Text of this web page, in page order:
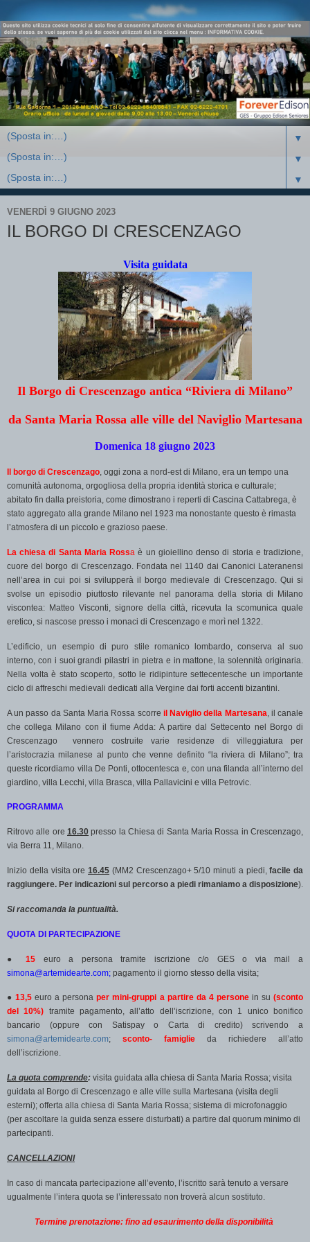
▼
▼
▼
VENERDÌ 9 GIUGNO 2023
IL BORGO DI CRESCENZAGO
Visita guidata
Il Borgo di Crescenzago antica “Riviera di Milano”
da Santa Maria Rossa alle ville del Naviglio Martesana
Domenica 18 giugno 2023
Il borgo di Crescenzago, oggi zona a nord-est di Milano, era un tempo una
comunità autonoma, orgogliosa della propria identità storica e culturale;
abitato fin dalla preistoria, come dimostrano i reperti di Cascina Cattabrega, è
stato aggregato alla grande Milano nel 1923 ma nonostante questo è rimasta
l’atmosfera di un piccolo e grazioso paese.
La chiesa di Santa Maria Rossaè un gioiellino denso di storia e tradizione,
cuore del borgo di Crescenzago. Fondata nel 1140 dai Canonici Lateranensi
nell’area in cui poi si svilupperà il borgo medievale di Crescenzago. Qui si
svolse un episodio piuttosto rilevante nel panorama della storia di Milano
viscontea: Matteo Visconti, signore della città, ricevuta la scomunica quale
eretico, si nascose presso i monaci di Crescenzago e morì nel 1322.
L’edificio, un esempio di puro stile romanico lombardo, conserva al suo
interno, con i suoi grandi pilastri in pietra e in mattone, la solennità originaria.
Nella volta è stato scoperto, sotto le ridipinture settecentesche un importante
ciclo di affreschi medievali dedicati alla Vergine dai forti accenti bizantini.
A un passo da Santa Maria Rossa scorre il Naviglio della Martesana , il canale
che collega Milano con il fiume Adda: A partire dal Settecento nel Borgo di
Crescenzago
vennero costruite varie residenze di villeggiatura per
l’aristocrazia milanese al punto che venne definito “la riviera di Milano”; tra
queste ricordiamo villa De Ponti, ottocentesca e, con una filanda all’interno del
giardino, villa Lecchi, villa Brasca, villa Pallavicini e villa Petrovic.
PROGRAMMA
Ritrovo alle ore16.30 presso la Chiesa di Santa Maria Rossa in Crescenzago,
via Berra 11, Milano.
Inizio della visita ore16.45 (MM2 Crescenzago+ 5/10 minuti a piedi,facile da
raggiungere. Per indicazioni sul percorso a piedi rimaniamo a disposizione).
Si raccomanda la puntualità.
QUOTA DI PARTECIPAZIONE
●15 euro a persona tramite iscrizione c/o GES o via mail a
simona@artemidearte.com; pagamento il giorno stesso della visita;
●13,5euro a personaper mini-gruppi a partire da 4 persone in su(sconto
del 10%) tramite pagamento, all’atto dell’iscrizione, con 1 unico bonifico
bancario (oppure con Satispay o Carta di credito) scrivendo a
simona@artemidearte.com; sconto- famiglie da richiedere all’atto
dell’iscrizione.
La quota comprende: visita guidata alla chiesa di Santa Maria Rossa; visita
guidata al Borgo di Crescenzago e alle ville sulla Martesana (visita degli
esterni); offerta alla chiesa di Santa Maria Rossa; sistema di microfonaggio
(per ascoltare la guida senza essere disturbati) a partire dal quorum minimo di
partecipanti.
CANCELLAZIONI
In caso di mancata partecipazione all’evento, l’iscritto sarà tenuto a versare
ugualmente l’intera quota se l’interessato non troverà alcun sostituto.
Termine prenotazione: fino ad esaurimento della disponibilità